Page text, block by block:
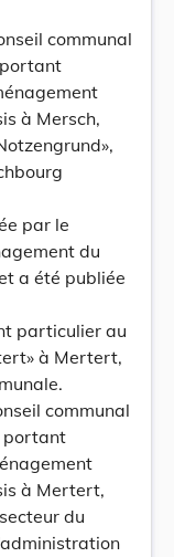
communal
à Mersch,
par le
du
a été publiée
particulier au
à Mertert,
communal
portant
à Mertert,
du